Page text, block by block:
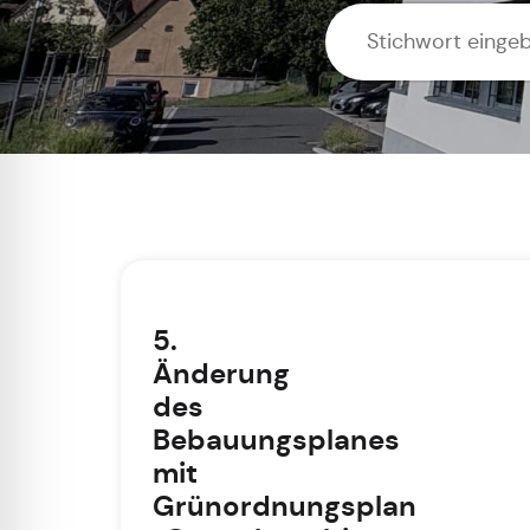
5.
Änderung
des
Bebauungsplanes
mit
Grünordnungsplan